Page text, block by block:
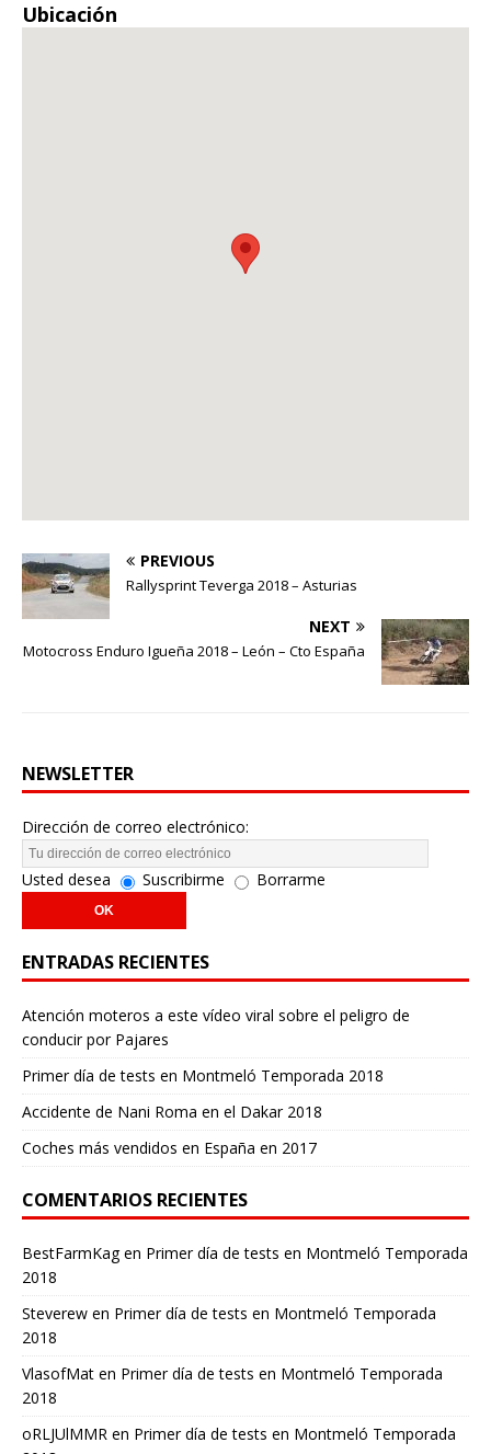
Ubicación
PREVIOUS
Rallysprint Teverga 2018 – Asturias
NEXT
Motocross Enduro Igueña 2018 – León – Cto España
NEWSLETTER
Dirección de correo electrónico:
Usted desea Suscribirme Borrarme
ENTRADAS RECIENTES
Atención moteros a este vídeo viral sobre el peligro de
conducir por Pajares
Primer día de tests en Montmeló Temporada 2018
Accidente de Nani Roma en el Dakar 2018
Coches más vendidos en España en 2017
COMENTARIOS RECIENTES
BestFarmKagen Primer día de tests en Montmeló Temporada
2018
Steverew en Primer día de tests en Montmeló Temporada
2018
VlasofMat en Primer día de tests en Montmeló Temporada
2018
oRLJUlMMR en Primer día de tests en Montmeló Temporada